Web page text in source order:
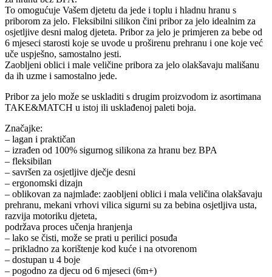
To omogućuje Vašem djetetu da jede i toplu i hladnu hranu s
priborom za jelo. Fleksibilni silikon čini pribor za jelo idealnim za
osjetljive desni malog djeteta. Pribor za jelo je primjeren za bebe od
6 mjeseci starosti koje se uvode u proširenu prehranu i one koje već
uče uspješno, samostalno jesti.
Zaobljeni oblici i male veličine pribora za jelo olakšavaju mališanu
da ih uzme i samostalno jede.
Pribor za jelo može se uskladiti s drugim proizvodom iz asortimana
TAKE&MATCH u istoj ili usklađenoj paleti boja.
Značajke:
– lagan i praktičan
– izrađen od 100% sigurnog silikona za hranu bez BPA
– fleksibilan
– savršen za osjetljive dječje desni
– ergonomski dizajn
– oblikovan za najmlađe: zaobljeni oblici i mala veličina olakšavaju
prehranu, mekani vrhovi vilica sigurni su za bebina osjetljiva usta,
razvija motoriku djeteta,
podržava proces učenja hranjenja
– lako se čisti, može se prati u perilici posuđa
– prikladno za korištenje kod kuće i na otvorenom
– dostupan u 4 boje
– pogodno za djecu od 6 mjeseci (6m+)